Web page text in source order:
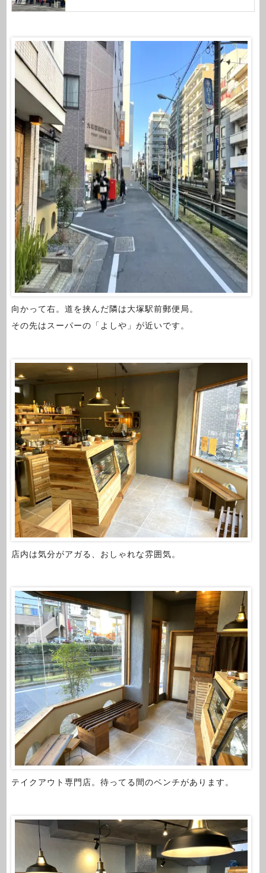
向かって右。道を挟んだ隣は大塚駅前郵便局。
その先はスーパーの「よしや」が近いです。
店内は気分がアガる、おしゃれな雰囲気。
テイクアウト専門店。待ってる間のベンチがあります。